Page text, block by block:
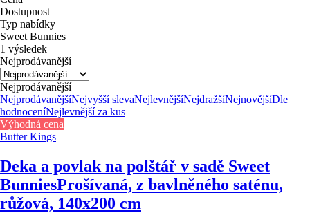
Dostupnost
Typ nabídky
Sweet Bunnies
1 výsledek
Nejprodávanější
Nejprodávanější
NejprodávanějšíNejvyšší slevaNejlevnějšíNejdražšíNejnovějšíDle
hodnoceníNejlevnější za kus
Výhodná cena
Butter Kings
Deka a povlak na polštář v sadě Sweet
BunniesProšívaná, z bavlněného saténu,
růžová, 140x200 cm